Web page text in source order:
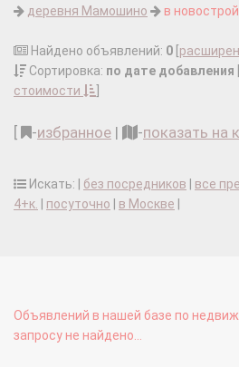
деревня Мамошино
в
Найдено объявлений: 0
Сортировка: по дате добавления
стоимости
-избранное | -показать на
Искать: | без посредников все
4+к.
посуточно в Москве
Объявлений в нашей базе по
запросу не найдено...